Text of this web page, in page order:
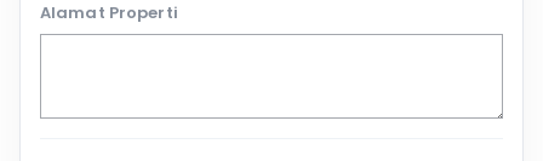
Alamat Properti